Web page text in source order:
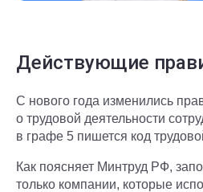
Действующие
С нового года изменились
о трудовой деятельности
в графе 5 пишется код
Как поясняет Минтруд РФ,
только компании, которые